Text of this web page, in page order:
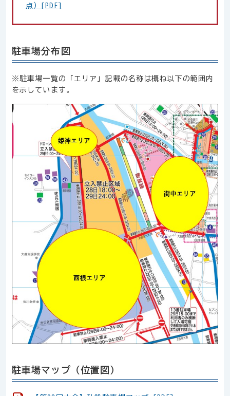
点）[PDF]
駐車場分布図
※駐車場一覧の「エリア」記載の名称は概ね以下の範囲内
を示しています。
駐車場マップ（位置図）